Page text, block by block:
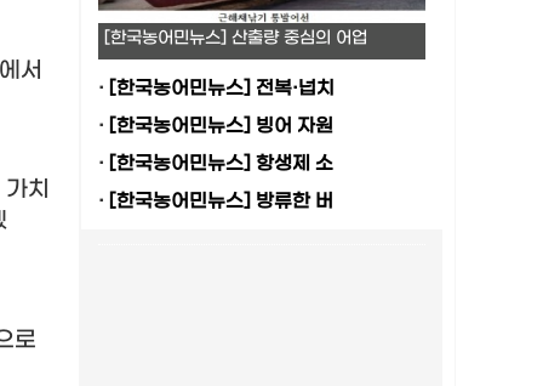
서
치
로
[한국농어민뉴스] 산출량 중심의 어업
· [한국농어민뉴스] 전복·넙치
· [한국농어민뉴스] 빙어 자원
· [한국농어민뉴스] 항생제 소
· [한국농어민뉴스] 방류한 버